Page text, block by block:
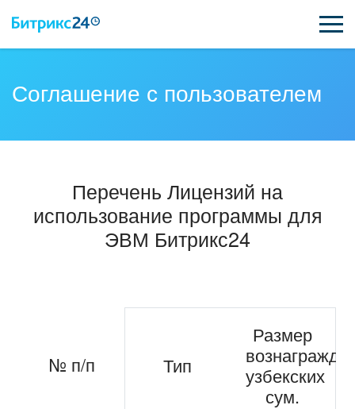
ВНЕДРЕНИЕ
Соглашение с пользователем
Перечень Лицензий на
использование программы для
ЭВМ Битрикс24
№ п/п Тип
Размер
узбекских
сум.